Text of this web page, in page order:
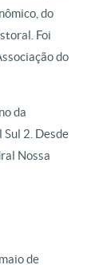
do
Foi
do
da
2. Desde
Nossa
de